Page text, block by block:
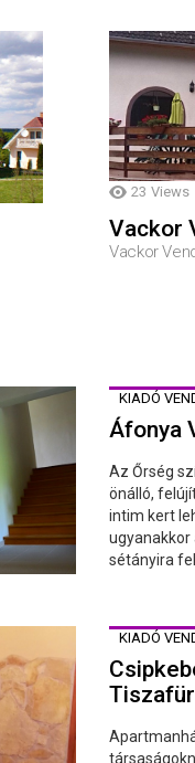
23 Views
Vackor
Vackor
KIADÓ
Áfonya
Az Őrség
önálló,
intim kert
ugyanakkor
sétányira
KIADÓ